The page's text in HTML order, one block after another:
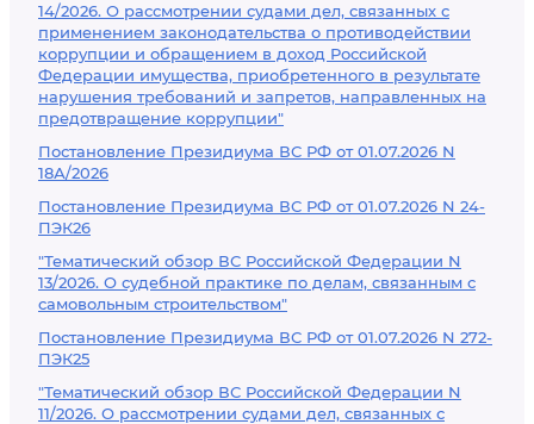
14/2026. О рассмотрении судами дел, связанных с
применением законодательства о противодействии
коррупции и обращением в доход Российской
Федерации имущества, приобретенного в результате
нарушения требований и запретов, направленных на
предотвращение коррупции"
Постановление Президиума ВС РФ от 01.07.2026 N
18А/2026
Постановление Президиума ВС РФ от 01.07.2026 N 24-
ПЭК26
"Тематический обзор ВС Российской Федерации N
13/2026. О судебной практике по делам, связанным с
самовольным строительством"
Постановление Президиума ВС РФ от 01.07.2026 N 272-
ПЭК25
"Тематический обзор ВС Российской Федерации N
11/2026. О рассмотрении судами дел, связанных с